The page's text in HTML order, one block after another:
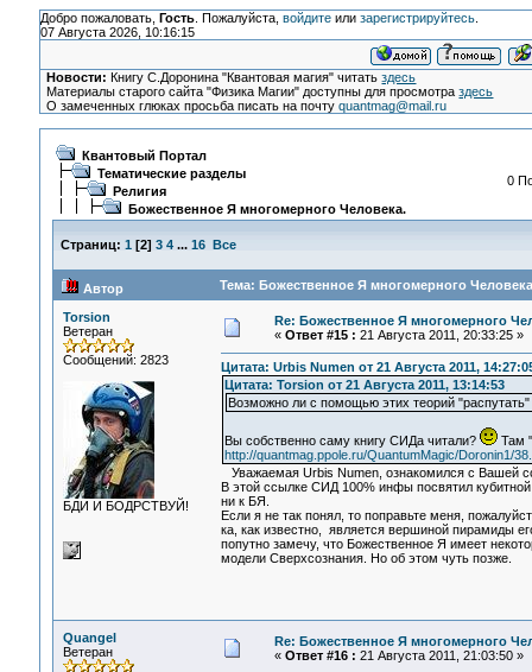
Добро пожаловать, Гость. Пожалуйста, войдитеили зарегистрируйтесь.
07 Августа 2026, 10:16:15
Новости: Книгу С.Доронина "Квантовая магия" читатьздесь
Материалы старого сайта "Физика Магии" доступны для просмотраздесь
О замеченных глюках просьба писать на почтуquantmag@mail.ru
Квантовый Портал
Тематические разделы
Религия
Божественное Я многомерного Человека.
0
Страниц: 1 [2] 3 4 ... 16 Все
Автор Тема: Божественное Я многомерного
Torsion
Ветеран
Сообщений: 2823
БДИ И БОДРСТВУЙ!
Re: Божественное Я многомерного
« Ответ #15 : 21 Августа 2011, 20:33:25 »
Цитата: Urbis Numen от 21 Августа 2011,
Цитата: Torsion от 21 Августа 2011, 13:14:53
Возможно ли с помощью этих теорий
Вы собственно саму книгу СИДа читали?
Там
http://quantmag.ppole.ru/QuantumMagic/Doronin1/
Уважаемая Urbis Numen, ознакомился с Вашей
В этой ссылке СИД 100% инфы посвятил
ни к БЯ.
Если я не так понял, то поправьте меня,
ка, как известно, является вершиной пирамиды
попутно замечу, что Божественное Я имеет
модели Сверхсознания. Но об этом чуть позже.
Quangel
Ветеран
Re: Божественное Я многомерного
« Ответ #16 : 21 Августа 2011, 21:03:50 »